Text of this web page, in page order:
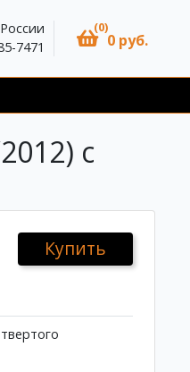
7471
(0)
0 руб.
с
Купить